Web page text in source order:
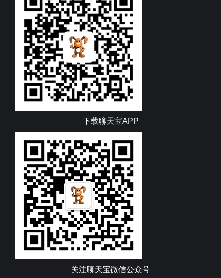
下载聊天宝APP
关注聊天宝微信公众号